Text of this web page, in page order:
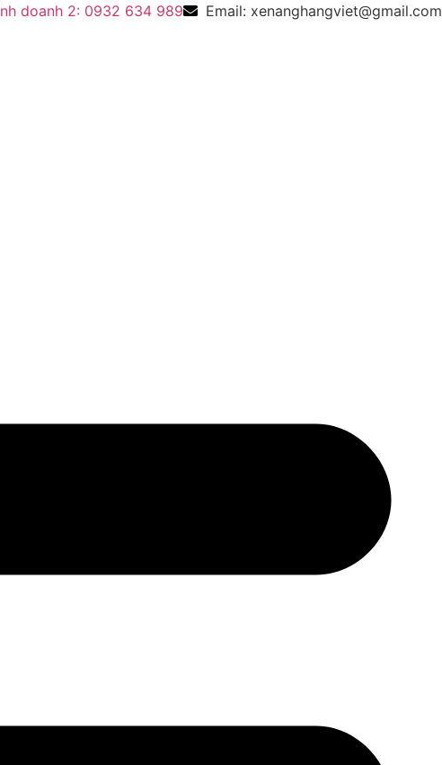
doanh 2: 0932 634 989 Email: xenanghangviet@gmail.com